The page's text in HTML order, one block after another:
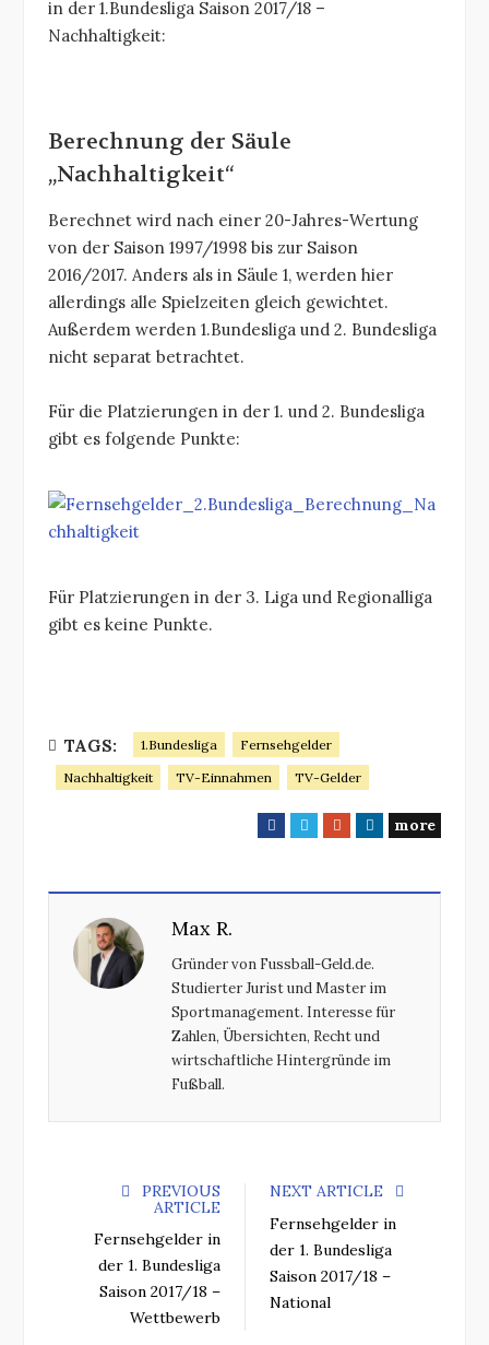
in der 1.Bundesliga Saison 2017/18 –
Nachhaltigkeit:
Berechnung der Säule
„Nachhaltigkeit“
Berechnet wird nach einer 20-Jahres-Wertung
von der Saison 1997/1998 bis zur Saison
2016/2017. Anders als in Säule 1, werden hier
allerdings alle Spielzeiten gleich gewichtet.
Außerdem werden 1.Bundesliga und 2. Bundesliga
nicht separat betrachtet.
Für die Platzierungen in der 1. und 2. Bundesliga
gibt es folgende Punkte:
Für Platzierungen in der 3. Liga und Regionalliga
gibt es keine Punkte.
TAGS: 1.Bundesliga
Fernsehgelder
Nachhaltigkeit
TV-Einnahmen TV-Gelder
F
T
G
L
more
Max R.
Gründer von Fussball-Geld.de.
Studierter Jurist und Master im
Sportmanagement. Interesse für
Zahlen, Übersichten, Recht und
wirtschaftliche Hintergründe im
Fußball.
PREVIOUS
ARTICLE
Fernsehgelder in
der 1. Bundesliga
Saison 2017/18 –
Wettbewerb
NEXT ARTICLE
Fernsehgelder in
der 1. Bundesliga
Saison 2017/18 –
National